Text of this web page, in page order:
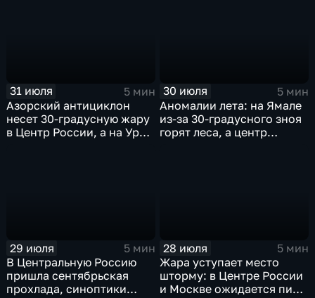
31 июля
5 мин
Азорский антициклон
несет 30-градусную жару
в Центр России, а на Урал
30 июля
5 мин
Аномалии лета: на Ямале
из-за 30-градусного зноя
горят леса, а центр
29 июля
5 мин
В Центральную Россию
пришла сентябрьская
прохлада, синоптики
28 июля
5 мин
Жара уступает место
шторму: в Центре России
и Москве ожидается пик